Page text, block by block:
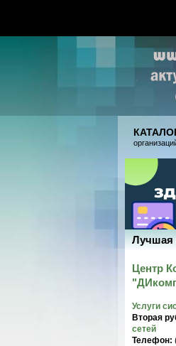
Лучшая
Центр
Услуги
Вторая
сетей
Телефон: